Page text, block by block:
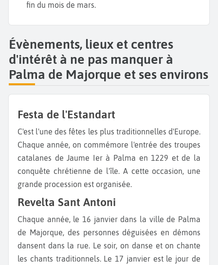
fin du mois de mars.
Évènements, lieux et centres
d'intérêt à ne pas manquer à
Palma de Majorque et ses environs
Festa de l'Estandart
C'est l'une des fêtes les plus traditionnelles d'Europe.
Chaque année, on commémore l'entrée des troupes
catalanes de Jaume Ier à Palma en 1229 et de la
conquête chrétienne de l'île. A cette occasion, une
grande procession est organisée.
Revelta Sant Antoni
Chaque année, le 16 janvier dans la ville de Palma
de Majorque, des personnes déguisées en démons
dansent dans la rue. Le soir, on danse et on chante
les chants traditionnels. Le 17 janvier est le jour de